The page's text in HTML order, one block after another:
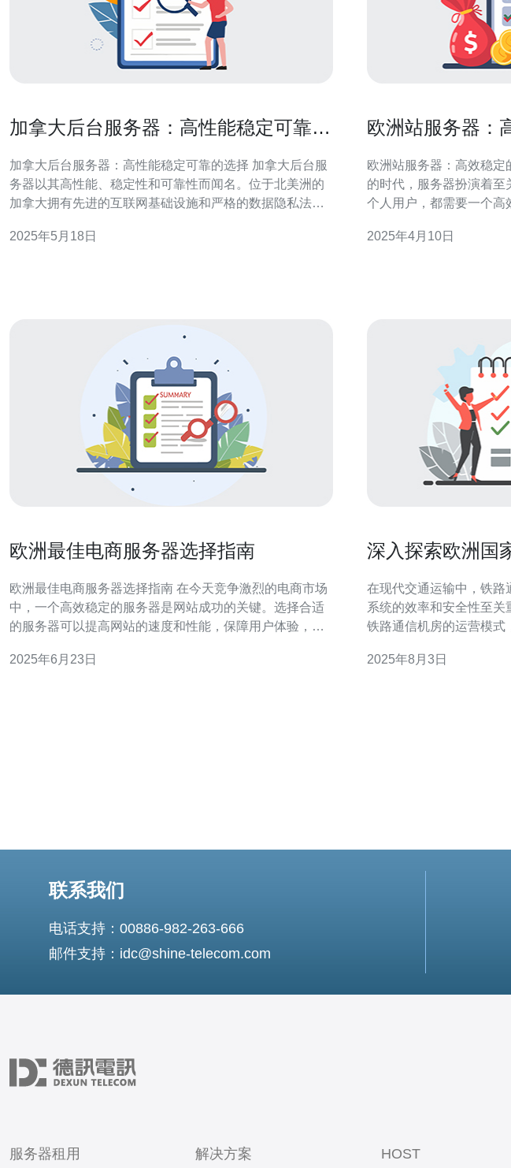
加拿大后台服务器：高性能稳定可靠的
加拿大后台服务器：高性能稳定可靠的选择 加拿大后台服
务器以其高性能、稳定性和可靠性而闻名。位于北美洲的
加拿大拥有先进的互联网基础设施和严格的数据隐私法
最新的硬件设备和优化的网络架构，确保用户能够获得卓
2025年5月18日
欧洲站服务器：
欧洲站服务器：高效稳定的选择 在当今信息技
的时代，服务器扮演着至
个人用户，都需要一个高
首选。 欧洲站服务器采用先进的硬件和软件技术，具有出
2025年4月10日
欧洲最佳电商服务器选择指南
欧洲最佳电商服务器选择指南 在今天竞争激烈的电商市场
中，一个高效稳定的服务器是网站成功的关键。选择合适
的服务器可以提高网站的速度和性能，保障用户体验，增
流量和需求来选择服务器。如果网站流量较大，推荐选择
2025年6月23日
深入探索欧洲国
在现代交通运输中，铁路
系统的效率和安全性至关
铁路通信机房的运营模式
欧洲国家的铁路通信机房
2025年8月3日
联系我们
电话支持：00886-982-263-666
邮件支持：idc@shine-telecom.com
服务器租用 解决方案 HOST